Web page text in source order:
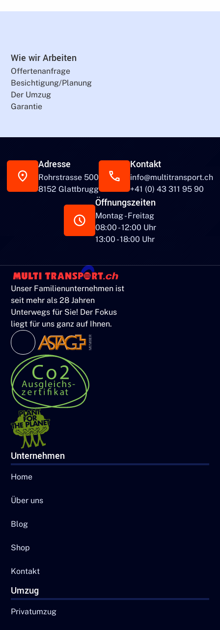
Wie wir Arbeiten
Offertenanfrage
Besichtigung/Planung
Der Umzug
Garantie
Adresse
Rohrstrasse 500
8152 Glattbrugg
Kontakt
info@multitransport.ch
+41 (0) 43 311 95 90
Öffnungszeiten
Montag - Freitag
08:00 - 12:00 Uhr
13:00 - 18:00 Uhr
Unser Familienunternehmen ist
seit mehr als 28 Jahren
Unterwegs für Sie! Der Fokus
liegt für uns ganz auf Ihnen.
Unternehmen
Home
Über uns
Blog
Shop
Kontakt
Umzug
Privatumzug